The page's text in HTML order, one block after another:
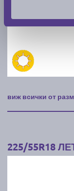
виж всички от
225/55R18